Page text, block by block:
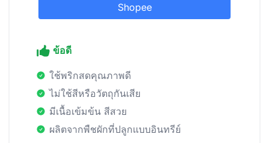
Shopee
ข้อดี
ใช้พริกสดคุณภาพดี
ไม่ใช้สีหรือวัตถุกันเสีย
มีเนื้อเข้มข้น สีสวย
ผลิตจากพืชผักที่ปลูกแบบอินทรีย์